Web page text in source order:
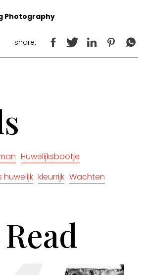
Photography
share:
Huwelijksbootje
huwelijk kleurrijk Wachten